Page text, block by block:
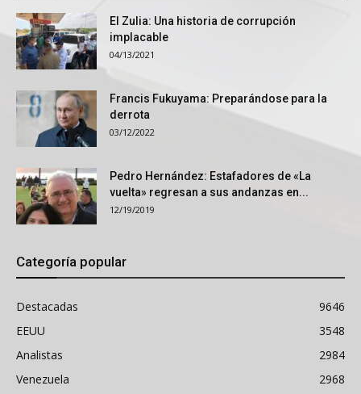
El Zulia: Una historia de corrupción
implacable
04/13/2021
Francis Fukuyama: Preparándose para la
derrota
03/12/2022
Pedro Hernández: Estafadores de «La
vuelta» regresan a sus andanzas en...
12/19/2019
Categoría popular
Destacadas
9646
EEUU
3548
Analistas
2984
Venezuela
2968